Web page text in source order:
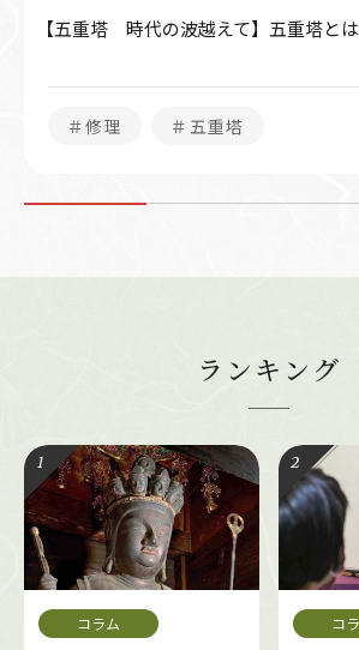
【五重塔 時代の波越えて】五重塔とは
＃修理 ＃五重塔
ランキング